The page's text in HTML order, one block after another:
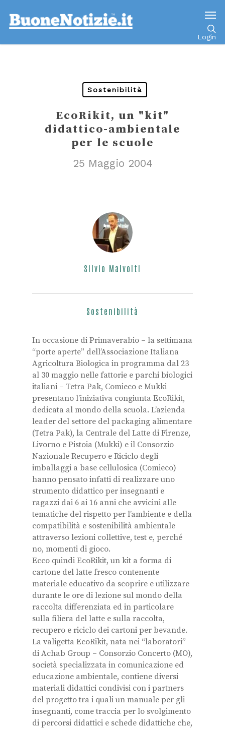
Login
Sostenibilità
EcoRikit, un "kit"
didattico-ambientale
per le scuole
25 Maggio 2004
Silvio Malvolti
Sostenibilità
In occasione di Primaverabio – la settimana
“porte aperte” dell’Associazione Italiana
Agricoltura Biologica in programma dal 23
al 30 maggio nelle fattorie e parchi biologici
italiani – Tetra Pak, Comieco e Mukki
presentano l’iniziativa congiunta EcoRikit,
dedicata al mondo della scuola. L’azienda
leader del settore del packaging alimentare
(Tetra Pak), la Centrale del Latte di Firenze,
Livorno e Pistoia (Mukki) e il Consorzio
Nazionale Recupero e Riciclo degli
imballaggi a base cellulosica (Comieco)
hanno pensato infatti di realizzare uno
strumento didattico per insegnanti e
ragazzi dai 6 ai 16 anni che avvicini alle
tematiche del rispetto per l’ambiente e della
compatibilità e sostenibilità ambientale
attraverso lezioni collettive, test e, perché
no, momenti di gioco.
Ecco quindi EcoRikit, un kit a forma di
cartone del latte fresco contenente
materiale educativo da scoprire e utilizzare
durante le ore di lezione sul mondo della
raccolta differenziata ed in particolare
sulla filiera del latte e sulla raccolta,
recupero e riciclo dei cartoni per bevande.
La valigetta EcoRikit, nata nei “laboratori”
di Achab Group – Consorzio Concerto (MO),
società specializzata in comunicazione ed
educazione ambientale, contiene diversi
materiali didattici condivisi con i partners
del progetto tra i quali un manuale per gli
insegnanti, come traccia per lo svolgimento
di percorsi didattici e schede didattiche che,
Go to mobile version